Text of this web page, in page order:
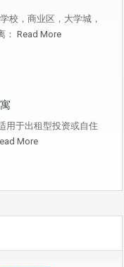
校，商业区，大学城，
： Read More
用于出租型投资或自住
More